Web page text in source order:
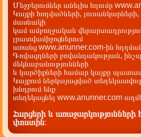
Մեջբերումներ անելիս հղումը
Կայքի հոդվածների,
մասնակի
կամ ամբողջական
լրատվամիջոցներում
առանց www.anunner.com-ին
Գովազդների բովանդակության,
մեկնաբանությունների
և կարծիքների համար կայքը
Կայքում ներկայացված
խնդրում ենք
տեղեկացնել www.anunner.com
Հարցերի և առաջարկությունների
փոստին: